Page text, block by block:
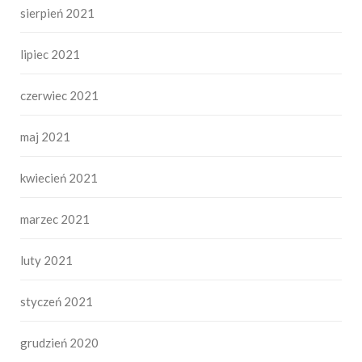
sierpień 2021
lipiec 2021
czerwiec 2021
maj 2021
kwiecień 2021
marzec 2021
luty 2021
styczeń 2021
grudzień 2020